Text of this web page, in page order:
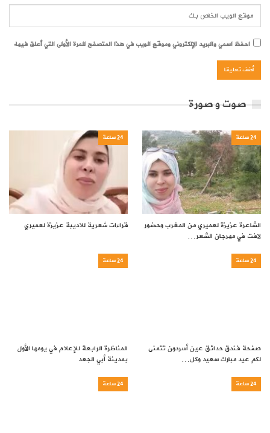
احفظ اسمي والبريد الإلكتروني وموقع الويب في هذا المتصفح للمرة الأولى التي أعلق فيها.
صوت و صورة
24 ساعة
الشاعرة عزيزة لعميري من المغرب وحضور
لافت في مهرجان الشعر…
24 ساعة
قراءات شعرية للاديبة عزيزة لعميري
24 ساعة
صفحة فندق حدائق عين أسردون تتمنى
لكم عيد مبارك سعيد وكل…
24 ساعة
المناظرة الرابعة للإعلام في يومها الأول
بمدينة أبي الجعد
24 ساعة 24 ساعة